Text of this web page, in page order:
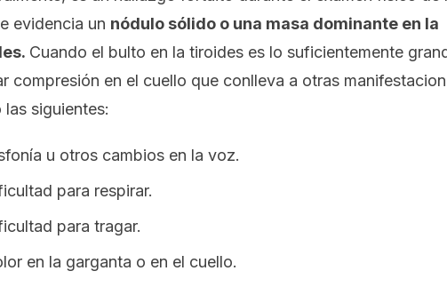
evidencia un nódulo sólido o una masa dominante en la
Cuando el bulto en la tiroides es lo suficientemente
compresión en el cuello que conlleva a otras
las siguientes:
u otros cambios en la voz.
para respirar.
para tragar.
en la garganta o en el cuello.